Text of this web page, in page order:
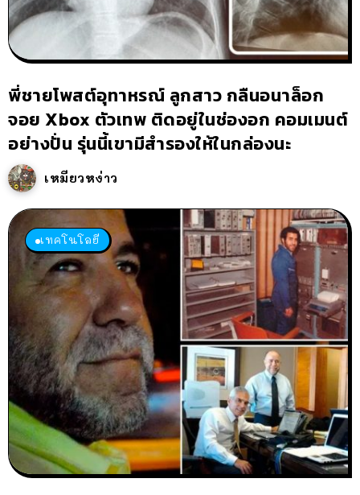
พี่ชายโพสต์อุทาหรณ์ ลูกสาว กลืนอนาล็อก
จอย Xbox ตัวเทพ ติดอยู่ในช่องอก คอมเมนต์
อย่างปั่น รุ่นนี้เขามีสำรองให้ในกล่องนะ
เหมียวหง่าว
เทคโนโลยี